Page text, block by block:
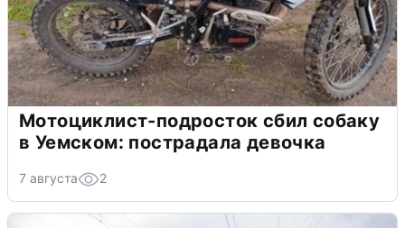
Мотоциклист-подросток сбил собаку
в Уемском: пострадала девочка
7 августа 2